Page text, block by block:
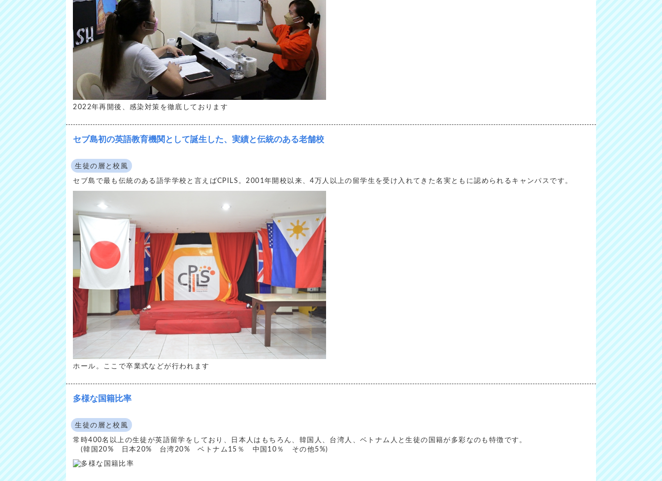
2022年再開後、感染対策を徹底しております
セブ島初の英語教育機関として誕生した、実績と伝統のある老舗校
生徒の層と校風
セブ島で最も伝統のある語学学校と言えばCPILS。2001年開校以来、4万人以上の留学生を受け入れてきた名実ともに認められるキャンパスです。
ホール。ここで卒業式などが行われます
多様な国籍比率
生徒の層と校風
常時400名以上の生徒が英語留学をしており、日本人はもちろん、韓国人、台湾人、ベトナム人と生徒の国籍が多彩なのも特徴です。
(韓国20% 日本20% 台湾20% ベトナム15％ 中国10％ その他5%)